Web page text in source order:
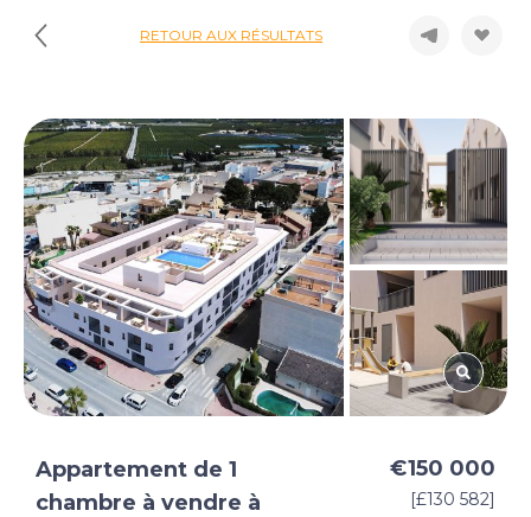
RETOUR AUX RÉSULTATS
Appartement de 1
chambre à vendre à
€150 000
[£130 582]